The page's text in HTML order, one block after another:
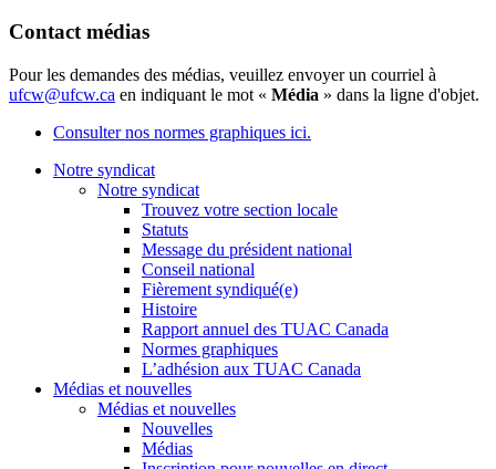
Contact médias
Pour les demandes des médias, veuillez envoyer un courriel à
ufcw@ufcw.ca en indiquant le mot « Média » dans la ligne d'objet.
Consulter nos normes graphiques ici.
Notre syndicat
Notre syndicat
Trouvez votre section locale
Statuts
Message du président national
Conseil national
Fièrement syndiqué(e)
Histoire
Rapport annuel des TUAC Canada
Normes graphiques
L’adhésion aux TUAC Canada
Médias et nouvelles
Médias et nouvelles
Nouvelles
Médias